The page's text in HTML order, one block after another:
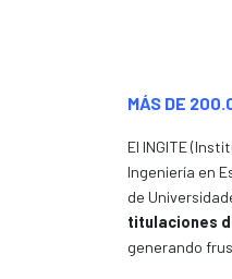
MÁS DE
El INGITE
Ingeniería en
de
titulaciones
generando